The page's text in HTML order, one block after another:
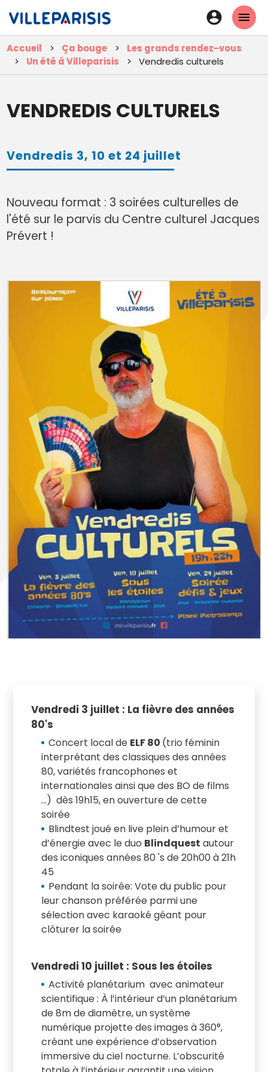
contenu
principal
En-
tête
-
Accueil Ça bouge
Les grands rendez-vous
Un été à Villeparisis
Vendredis culturels
VENDREDIS CULTURELS
Vendredis 3, 10 et 24 juillet
Nouveau format : 3 soirées culturelles de
l'été sur le parvis du Centre culturel Jacques
Prévert !
Vendredi 3 juillet : La fièvre des années
80's
Concert local de ELF 80 (trio féminin
interprétant des classiques des années
80, variétés francophones et
internationales ainsi que des BO de films
...) dès 19h15, en ouverture de cette
soirée
Blindtest joué en live plein d’humour et
d’énergie avec le duo Blindquest autour
des iconiques années 80 's de 20h00 à 21h
45
Pendant la soirée: Vote du public pour
leur chanson préférée parmi une
sélection avec karaoké géant pour
clôturer la soirée
Vendredi 10 juillet : Sous les étoiles
Activité planétarium avec animateur
scientifique : À l’intérieur d’un planétarium
de 8m de diamètre, un système
numérique projette des images à 360°,
créant une expérience d’observation
immersive du ciel nocturne. L’obscurité